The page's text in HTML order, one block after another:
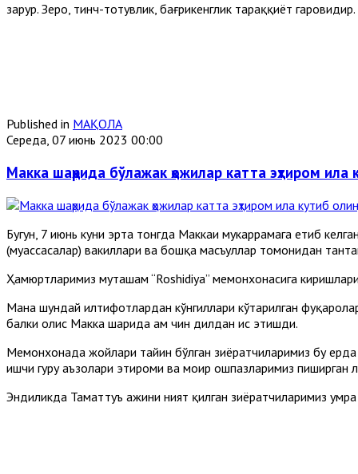
зарур. Зеро, тинч-тотувлик, бағрикенглик тараққиёт гаровидир.
Published in МАҚОЛА
Середа, 07 июнь 2023 00:00
Макка шаҳрида бўлажак ҳожилар катта эҳтиром ила
Бугун, 7 июнь куни эрта тонгда Маккаи мукаррамага етиб
(муассасалар) вакиллари ва бошқа масъуллар томонидан
Ҳамюртларимиз муҳташам “Roshidiya” меҳмонхонасига
Мана шундай илтифотлардан кўнгиллари кўтарилган
балки олис Макка шаҳрида ҳам чин дилдан ҳис этишди.
Меҳмонхонада жойлари тайин бўлган зиёратчиларимиз бу
ишчи гуруҳ аъзолари эҳтироми ва моҳир ошпазларимиз
Эндиликда Таматтуъ ҳажини ният қилган зиёратчиларимиз